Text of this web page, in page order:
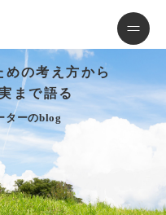
の考え方から
まで語る
ターのblog